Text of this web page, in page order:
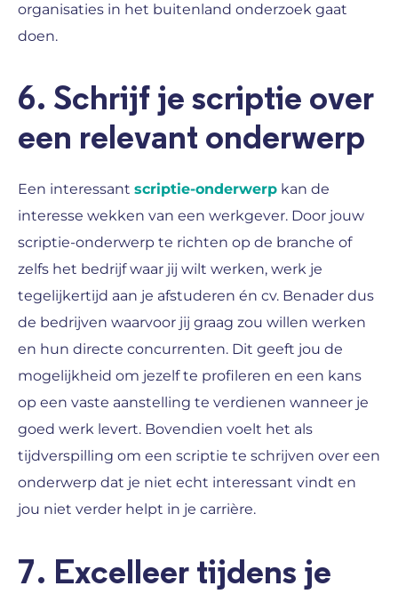
organisaties in het buitenland onderzoek gaat
doen.
6. Schrijf je scriptie over
een relevant onderwerp
Een interessant scriptie-onderwerp kan de
interesse wekken van een werkgever. Door jouw
scriptie-onderwerp te richten op de branche of
zelfs het bedrijf waar jij wilt werken, werk je
tegelijkertijd aan je afstuderen én cv. Benader dus
de bedrijven waarvoor jij graag zou willen werken
en hun directe concurrenten. Dit geeft jou de
mogelijkheid om jezelf te profileren en een kans
op een vaste aanstelling te verdienen wanneer je
goed werk levert. Bovendien voelt het als
tijdverspilling om een scriptie te schrijven over een
onderwerp dat je niet echt interessant vindt en
jou niet verder helpt in je carrière.
7. Excelleer tijdens je